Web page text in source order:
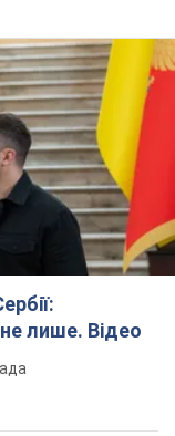
не лише. Відео